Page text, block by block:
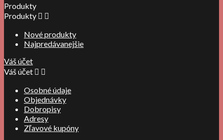
Produkty
Produkty  
Nové produkty
Najpredávanejšie
Váš účet
Váš účet  
Osobné údaje
Objednávky
Dobropisy
Adresy
Zľavové kupóny